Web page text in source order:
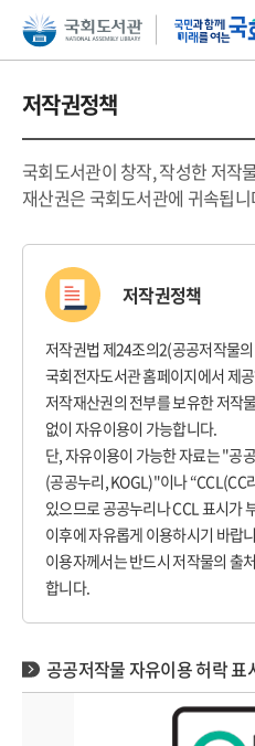
본문 바로가기주메뉴 바로가기
저작권정책
국회도서관이 창작, 작성한 저작
재산권은 국회도서관에 귀속됩니
저작권정책
저작권법 제24조의2(공공저작물
국회전자도서관 홈페이지에서 제
저작재산권의 전부를 보유한 저작
없이 자유이용이 가능합니다.
단, 자유이용이 가능한 자료는 "공
(공공누리, KOGL)"이나 “CCL(CC
있으므로 공공누리나 CCL 표시가
이후에 자유롭게 이용하시기 바랍
이용자께서는 반드시 저작물의 출
합니다.
공공저작물 자유이용 허락 표